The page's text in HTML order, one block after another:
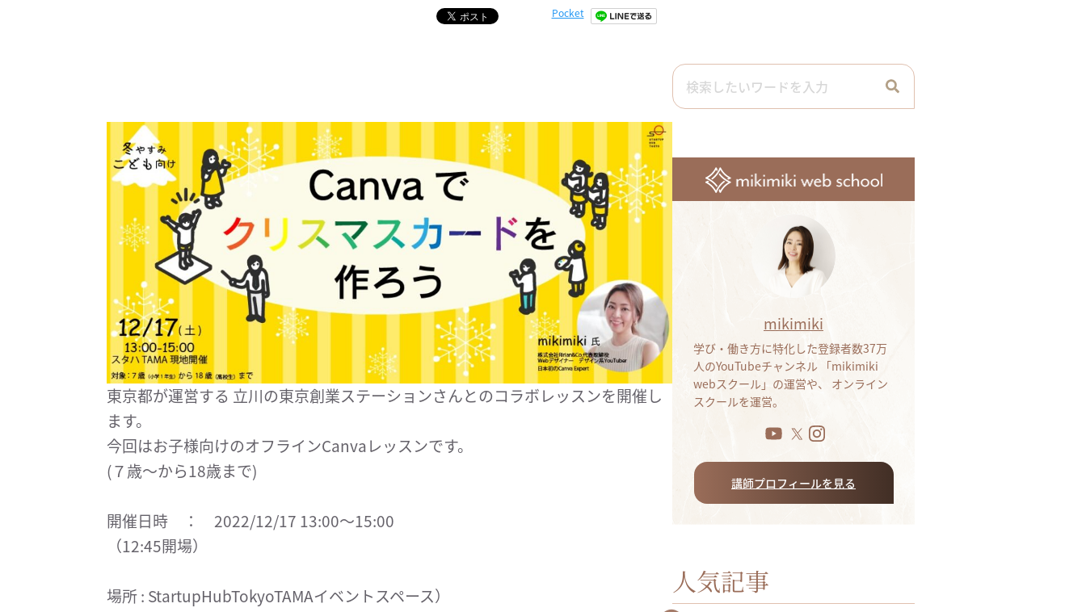
Pocket
東京都が運営する 立川の東京創業ステーションさんとのコラボレッスンを開催し
ます。
今回はお子様向けのオフラインCanvaレッスンです。
(７歳〜から18歳まで)
開催日時 ： 2022/12/17 13:00～15:00
（12:45開場）
場所 : StartupHubTokyoTAMAイベントスペース）
mikimiki
学び・働き方に特化した登録者数37万
人のYouTubeチャンネル 「mikimiki
webスクール」の運営や、 オンライン
スクールを運営。
講師プロフィールを見る
人気記事